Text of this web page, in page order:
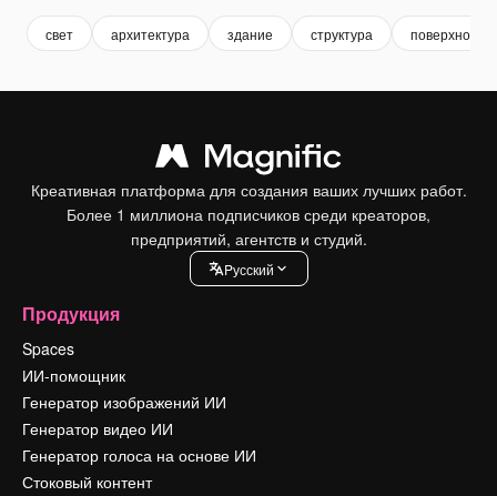
свет архитектура здание структура поверхность
Креативная платформа для создания ваших лучших работ.
Более 1 миллиона подписчиков среди креаторов,
предприятий, агентств и студий.
Pусский
Продукция
Spaces
ИИ-помощник
Генератор изображений ИИ
Генератор видео ИИ
Генератор голоса на основе ИИ
Стоковый контент